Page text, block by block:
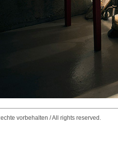
vorbehalten / All rights reserved.